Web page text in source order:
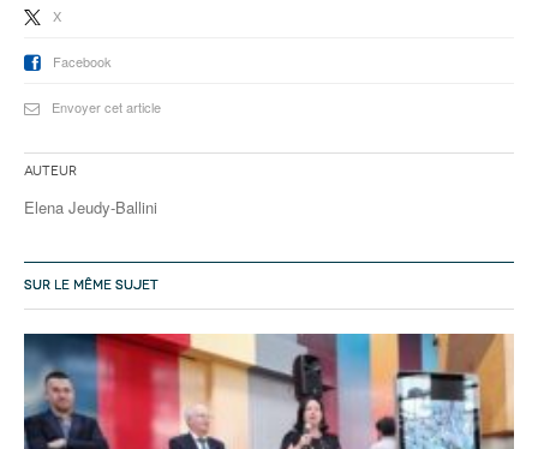
X
Facebook
Envoyer cet article
Auteur
Elena Jeudy-Ballini
SUR LE MÊME SUJET